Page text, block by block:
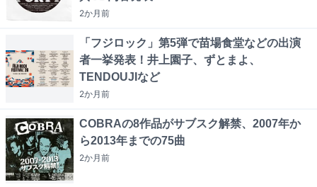
2か月前
「フジロック」第5弾で苗場食堂などの出演
者一挙発表！井上園子、ずとまよ、
TENDOUJIなど
2か月前
COBRAの8作品がサブスク解禁、2007年か
ら2013年までの75曲
2か月前